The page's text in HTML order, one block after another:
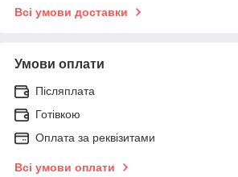
Всі умови доставки
Умови оплати
Післяплата
Готівкою
Оплата за реквізитами
Всі умови оплати